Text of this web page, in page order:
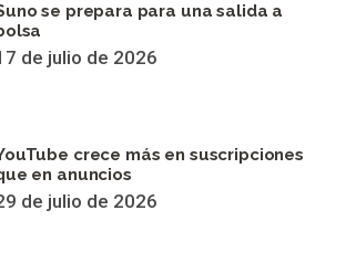
se prepara para una salida a
de julio de 2026
crece más en suscripciones
en anuncios
de julio de 2026